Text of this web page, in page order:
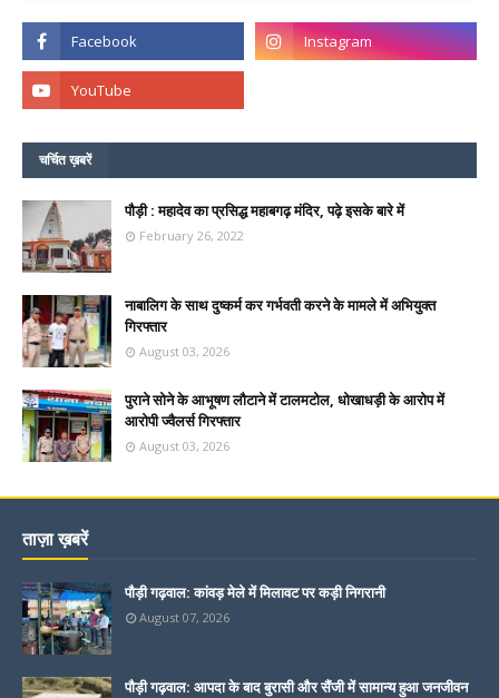
चर्चित ख़बरें
पौड़ी : महादेव का प्रसिद्ध महाबगढ़ मंदिर, पढ़े इसके बारे में
February 26, 2022
नाबालिग के साथ दुष्कर्म कर गर्भवती करने के मामले में अभियुक्त
गिरफ्तार
August 03, 2026
पुराने सोने के आभूषण लौटाने में टालमटोल, धोखाधड़ी के आरोप में
आरोपी ज्वैलर्स गिरफ्तार
August 03, 2026
ताज़ा ख़बरें
पौड़ी गढ़वाल: कांवड़ मेले में मिलावट पर कड़ी निगरानी
August 07, 2026
पौड़ी गढ़वाल: आपदा के बाद बुरासी और सैंजी में सामान्य हुआ जनजीवन